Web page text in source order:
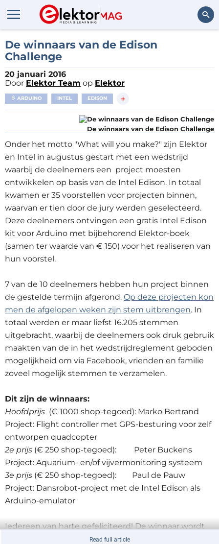
De winnaars van de Edison
Challenge
20 januari 2016
Door Elektor Team op Elektor
ARDUINO INTEL EDISON +
De winnaars van de Edison Challenge
Onder het motto "What will you make?" zijn Elektor
en Intel in augustus gestart met een wedstrijd
waarbij de deelnemers een project moesten
ontwikkelen op basis van de Intel Edison. In totaal
kwamen er 35 voorstellen voor projecten binnen,
waarvan er tien door de jury werden geselecteerd.
Deze deelnemers ontvingen een gratis Intel Edison
kit voor Arduino met bijbehorend Elektor-boek
(samen ter waarde van € 150) voor het realiseren van
hun voorstel.
7 van de 10 deelnemers hebben hun project binnen
de gestelde termijn afgerond. Op deze projecten kon
men de afgelopen weken zijn stem uitbrengen. In
totaal werden er maar liefst 16.205 stemmen
uitgebracht, waarbij de deelnemers ook druk gebruik
maakten van de in het wedstrijdreglement geboden
mogelijkheid om via Facebook, vrienden en familie
zoveel mogelijk stemmen te verzamelen.
Dit zijn de winnaars:
Hoofdprijs (€ 1000 shop-tegoed): Marko Bertrand
Project: Flight controller met GPS-besturing voor zelf
ontworpen quadcopter
2e prijs (€ 250 shop-tegoed): Peter Buckens
Project: Aquarium- en/of vijvermonitoring systeem
3e prijs (€ 250 shop-tegoed): Paul de Pauw
Project: Dansrobot-project met de Intel Edison als
Arduino-emulator
Iedereen van harte gefeliciteerd! De winnaar wordt
nog uitgenodigd op het Elektor-kasteel, waar hij een
Read full article